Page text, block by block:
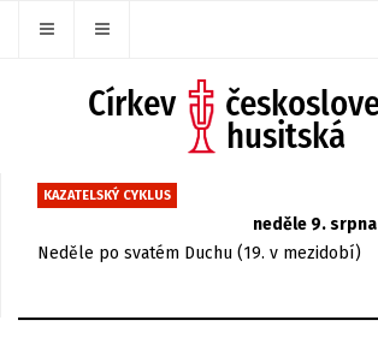
KAZATELSKÝ CYKLUS
neděle 9. srpna
Neděle po svatém Duchu (19. v mezidobí)